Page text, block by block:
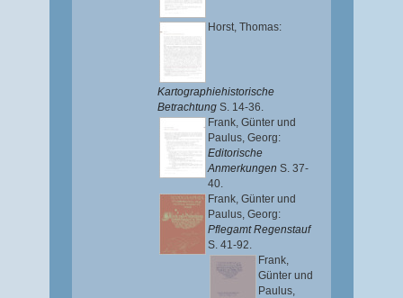
Horst, Thomas:
Kartographiehistorische
Betrachtung S. 14-36.
Frank, Günter und
Paulus, Georg:
Editorische
Anmerkungen S. 37-
40.
Frank, Günter und
Paulus, Georg:
Pflegamt Regenstauf
S. 41-92.
Frank,
Günter und
Paulus,